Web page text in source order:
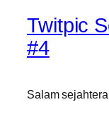
Twitpic
#4
Salam